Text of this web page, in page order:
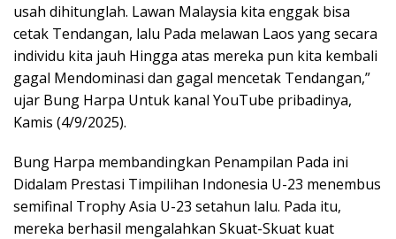
usah dihitunglah. Lawan Malaysia kita enggak bisa
cetak Tendangan, lalu Pada melawan Laos yang secara
individu kita jauh Hingga atas mereka pun kita kembali
gagal Mendominasi dan gagal mencetak Tendangan,”
ujar Bung Harpa Untuk kanal YouTube pribadinya,
Kamis (4/9/2025).
Bung Harpa membandingkan Penampilan Pada ini
Didalam Prestasi Timpilihan Indonesia U-23 menembus
semifinal Trophy Asia U-23 setahun lalu. Pada itu,
mereka berhasil mengalahkan Skuat-Skuat kuat